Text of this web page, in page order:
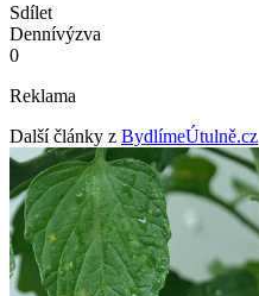
Sdílet
Dennívýzva
0
Reklama
Další články z BydlímeÚtulně.cz